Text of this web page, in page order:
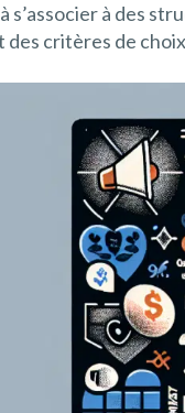
s’associer à des
critères de